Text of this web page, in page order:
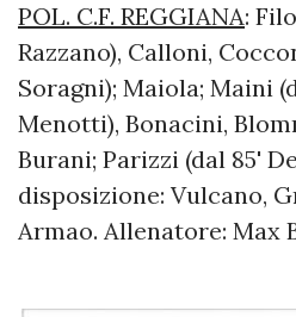
POL. C.F. REGGIANA:
Razzano), Calloni,
Soragni); Maiola; Maini
Menotti), Bonacini,
Burani; Parizzi (dal 85'
disposizione: Vulcano,
Armao. Allenatore: Max